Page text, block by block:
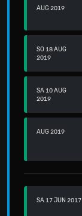
AUG 2019
SO 18 AUG
2019
SA 10 AUG
2019
AUG 2019
SA 17 JUN 2017